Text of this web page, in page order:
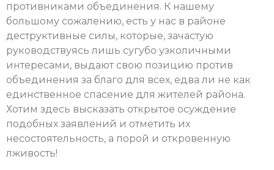
противниками объединения. К нашему
большому сожалению, есть у нас в районе
деструктивные силы, которые, зачастую
руководствуясь лишь сугубо узколичными
интересами, выдают свою позицию против
объединения за благо для всех, едва ли не как
единственное спасение для жителей района.
Хотим здесь высказать открытое осуждение
подобных заявлений и отметить их
несостоятельность, а порой и откровенную
лживость!